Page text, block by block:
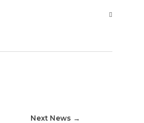
Next News